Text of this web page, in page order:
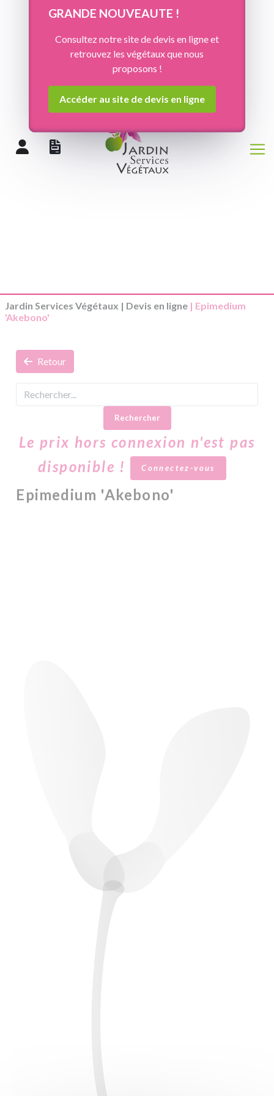
GRANDE NOUVEAUTE !
Consultez notre site de devis en ligne et
retrouvez les végétaux que nous
proposons !
Accéder au site de devis en ligne
Jardin Services Végétaux | Devis en ligne | Epimedium
'Akebono'
Retour
Rechercher
Le prix hors connexion n'est pas
disponible !
Connectez-vous
Epimedium 'Akebono'
Panneau de gestion des cookies